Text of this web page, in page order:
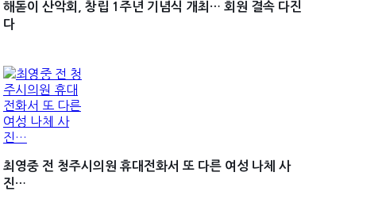
해돋이 산악회, 창립 1주년 기념식 개최… 회원 결속 다진
다
최영중 전 청주시의원 휴대전화서 또 다른 여성 나체 사
진…